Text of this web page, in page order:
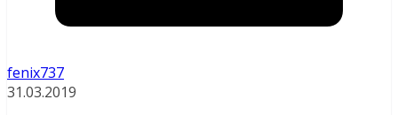
fenix737
31.03.2019